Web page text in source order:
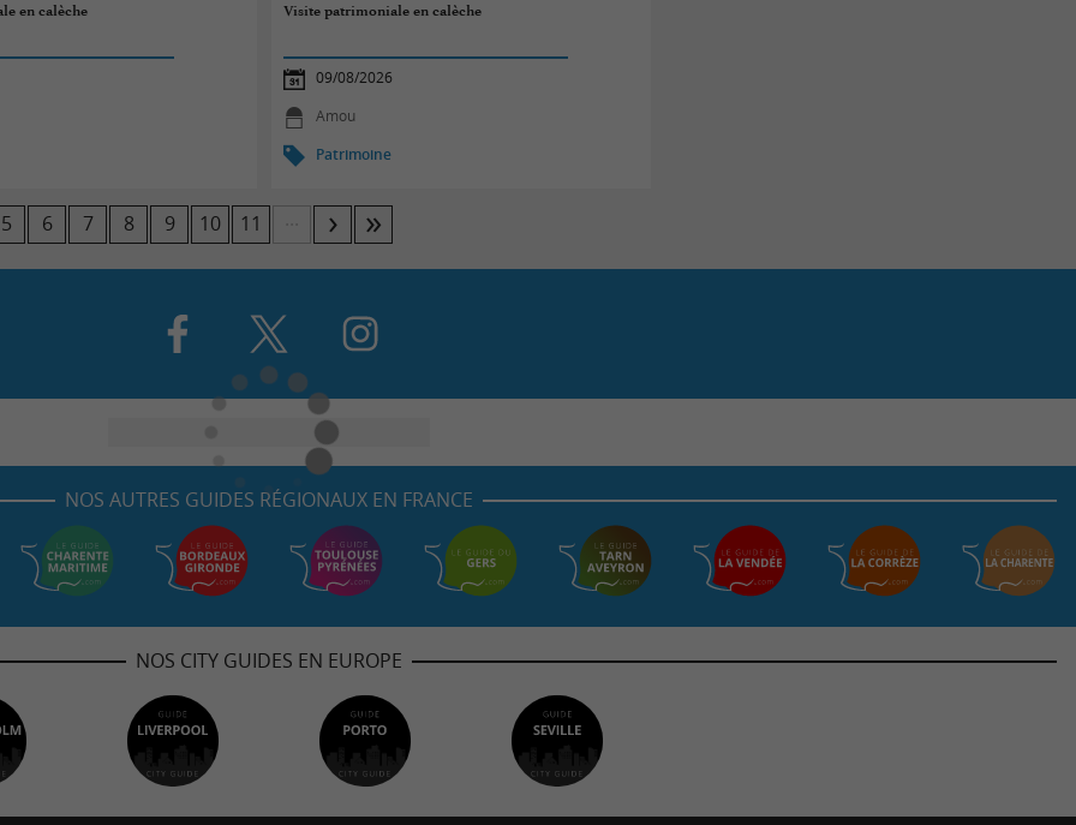
en calèche Visite patrimoniale en calèche
09/08/2026
Amou
Patrimoine
5 6 7 8 9 10 11
NOS AUTRES GUIDES RÉGIONAUX EN FRANCE
NOS CITY GUIDES EN EUROPE